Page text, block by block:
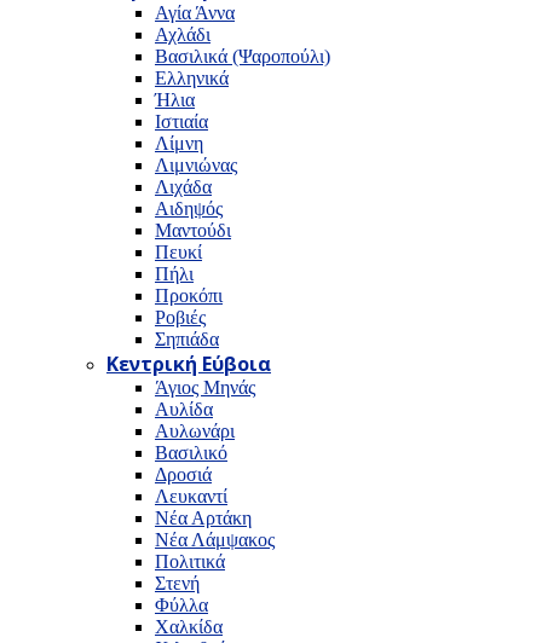
Αγία Άννα
Αχλάδι
Βασιλικά (Ψαροπούλι)
Ελληνικά
Ήλια
Ιστιαία
Λίμνη
Λιμνιώνας
Λιχάδα
Αιδηψός
Μαντούδι
Πευκί
Πήλι
Προκόπι
Ροβιές
Σηπιάδα
Κεντρική Εύβοια
Άγιος Μηνάς
Αυλίδα
Αυλωνάρι
Βασιλικό
Δροσιά
Λευκαντί
Νέα Αρτάκη
Νέα Λάμψακος
Πολιτικά
Στενή
Φύλλα
Χαλκίδα